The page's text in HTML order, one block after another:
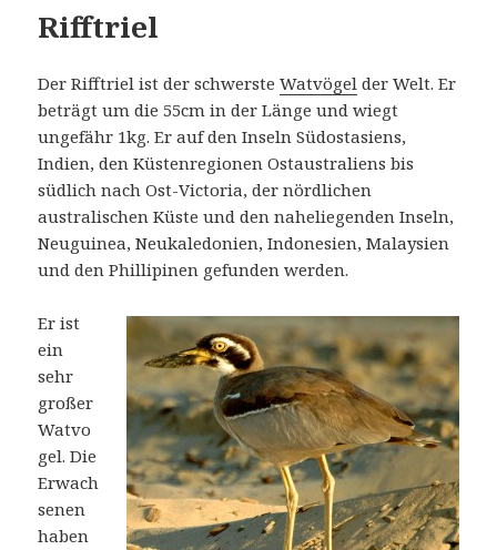
Rifftriel
Der Rifftriel ist der schwerste Watvögel der Welt. Er
beträgt um die 55cm in der Länge und wiegt
ungefähr 1kg. Er auf den Inseln Südostasiens,
Indien, den Küstenregionen Ostaustraliens bis
südlich nach Ost-Victoria, der nördlichen
australischen Küste und den naheliegenden Inseln,
Neuguinea, Neukaledonien, Indonesien, Malaysien
und den Phillipinen gefunden werden.
Er ist
ein
sehr
großer
Watvo
gel. Die
Erwach
senen
haben